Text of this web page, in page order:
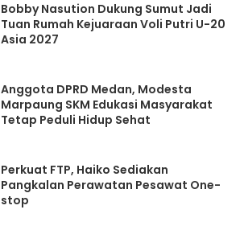
Bobby Nasution Dukung Sumut Jadi
Tuan Rumah Kejuaraan Voli Putri U-20
Asia 2027
Anggota DPRD Medan, Modesta
Marpaung SKM Edukasi Masyarakat
Tetap Peduli Hidup Sehat
Perkuat FTP, Haiko Sediakan
Pangkalan Perawatan Pesawat One-
stop